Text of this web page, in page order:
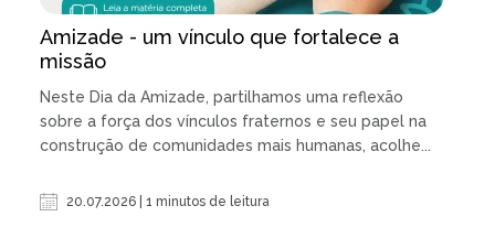
Amizade - um vínculo que fortalece a
missão
Neste Dia da Amizade, partilhamos uma reflexão
sobre a força dos vínculos fraternos e seu papel na
construção de comunidades mais humanas, acolhe...
20.07.2026 | 1 minutos de leitura